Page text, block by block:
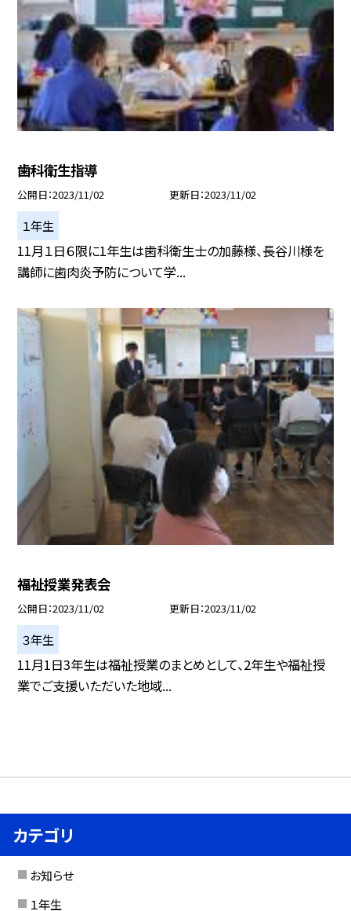
歯科衛生指導
公開日 2023/11/02 更新日 2023/11/02
１年生
11月１日６限に1年生は歯科衛生士の加藤様、長谷川様を
講師に歯肉炎予防について学...
福祉授業発表会
公開日 2023/11/02 更新日 2023/11/02
３年生
11月1日3年生は福祉授業のまとめとして、2年生や福祉授
業でご支援いただいた地域...
カテゴリ
お知らせ
１年生